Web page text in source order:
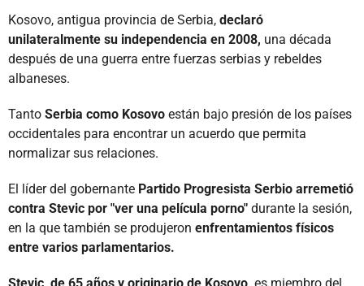
Kosovo, antigua provincia de Serbia, declaró
unilateralmente su independencia en 2008, una década
después de una guerra entre fuerzas serbias y rebeldes
albaneses.
Tanto Serbia como Kosovo están bajo presión de los países
occidentales para encontrar un acuerdo que permita
normalizar sus relaciones.
El líder del gobernante Partido Progresista Serbio arremetió
contra Stevic por "ver una película porno" durante la sesión,
en la que también se produjeron enfrentamientos físicos
entre varios parlamentarios.
Stevic, de 65 años y originario de Kosovo, es miembro del